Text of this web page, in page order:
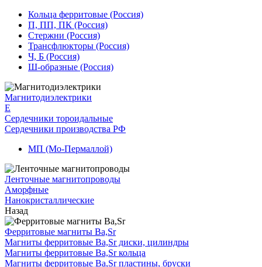
Кольца ферритовые (Россия)
П, ПП, ПК (Россия)
Стержни (Россия)
Трансфлюкторы (Россия)
Ч, Б (Россия)
Ш-образные (Россия)
Магнитодиэлектрики
E
Сердечники тороидальные
Сердечники производства РФ
МП (Мо-Пермаллой)
Ленточные магнитопроводы
Аморфные
Нанокристаллические
Назад
Ферритовые магниты Ba,Sr
Магниты ферритовые Ba,Sr диски, цилиндры
Магниты ферритовые Ba,Sr кольца
Магниты ферритовые Ba,Sr пластины, бруски